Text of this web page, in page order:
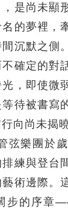
，是尚未顯
的夢裡，
沉默之側
確定的對
，即使微
待被書寫
向尚未揭
弦樂團於
練與登台
術邊際。
步的序章